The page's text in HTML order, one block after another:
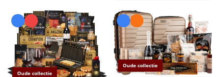
Oude collectie
Oude collectie